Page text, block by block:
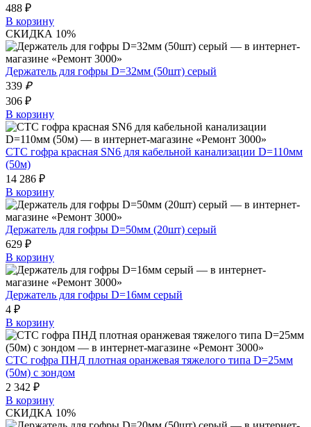
488 ₽
В корзину
СКИДКА 10%
Держатель для гофры D=32мм (50шт) серый
339 ₽
306 ₽
В корзину
СТС гофра красная SN6 для кабельной канализации D=110мм
(50м)
14 286 ₽
В корзину
Держатель для гофры D=50мм (20шт) серый
629 ₽
В корзину
Держатель для гофры D=16мм серый
4 ₽
В корзину
СТС гофра ПНД плотная оранжевая тяжелого типа D=25мм
(50м) с зондом
2 342 ₽
В корзину
СКИДКА 10%